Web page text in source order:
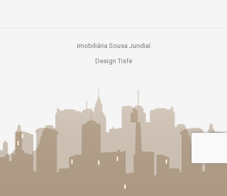
Imobiliária Sousa Jundiaí
Design Tisfe